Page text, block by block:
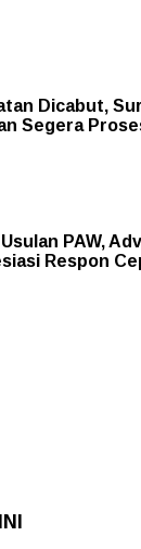
Dicabut,
Segera
PAW,
Respon